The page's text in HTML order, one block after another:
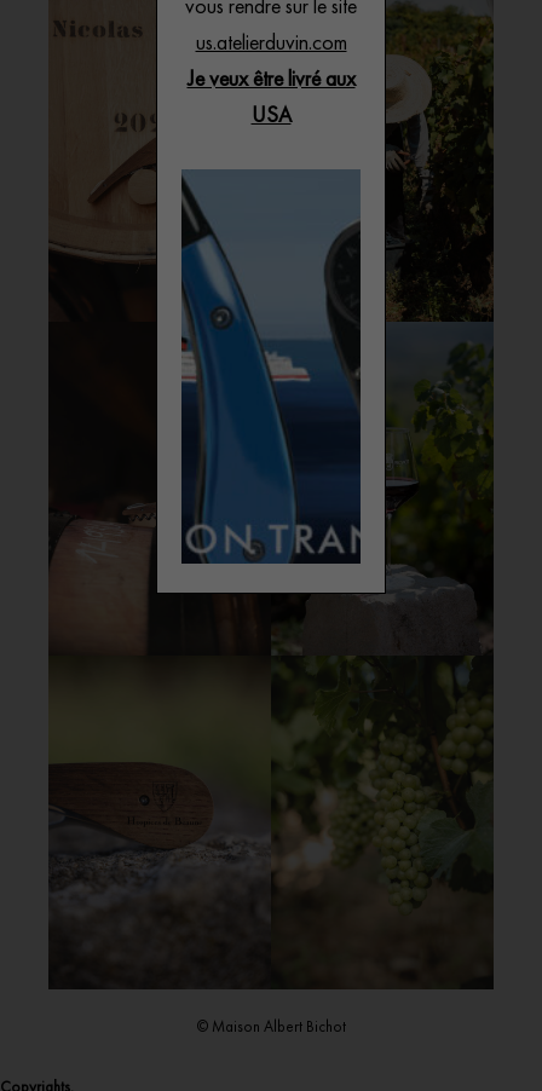
us.atelierduvin.com
Je veux être livré aux
USA
© Maison Albert Bichot
Copyrights.